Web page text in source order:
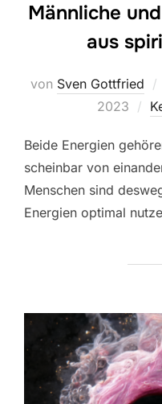
Männliche
aus
von Sven Gottfried
2023
Beide Energien
scheinbar von
Menschen sind
Energien optimal